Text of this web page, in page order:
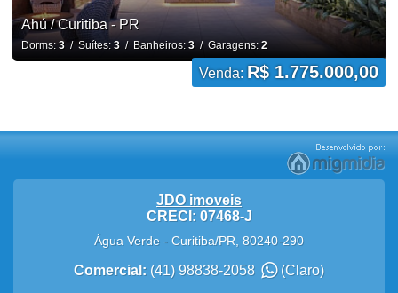
Ahú / Curitiba - PR
Dorms: 3/ Suítes: 3/ Banheiros: 3/ Garagens: 2
Venda: R$ 1.775.000,00
JDO imoveis
CRECI: 07468-J
Água Verde - Curitiba/PR 80240-290
Comercial: (41) 98838-2058 (Claro)